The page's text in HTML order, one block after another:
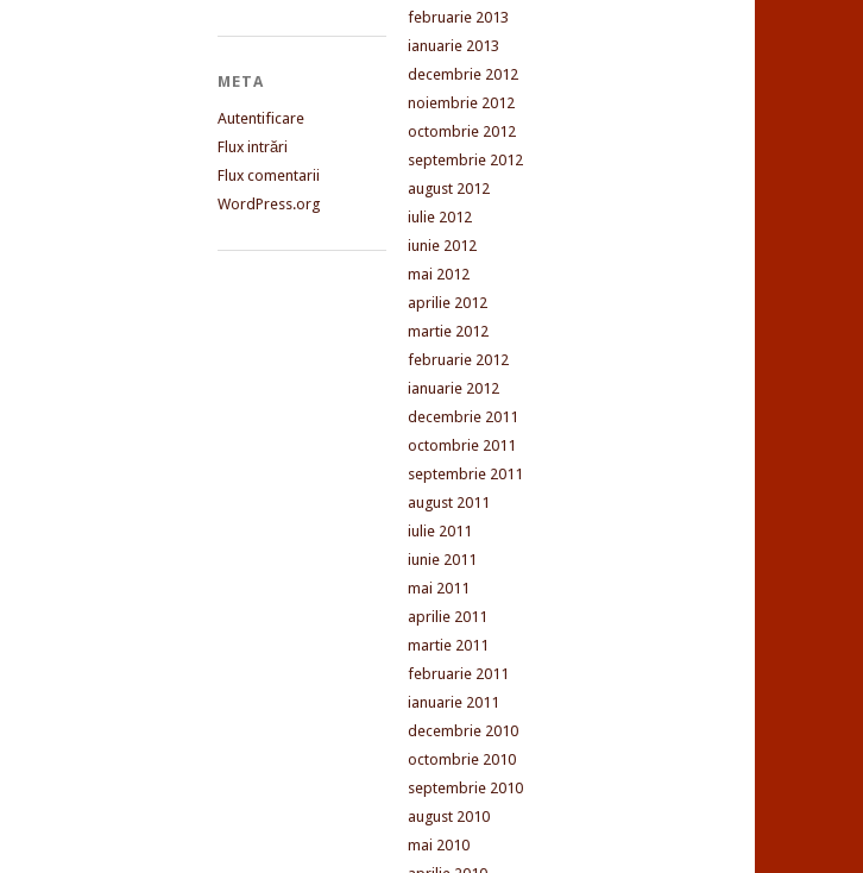
META
Autentificare
Flux intrări
Flux comentarii
WordPress.org
februarie 2013
ianuarie 2013
decembrie 2012
noiembrie 2012
octombrie 2012
septembrie 2012
august 2012
iulie 2012
iunie 2012
mai 2012
aprilie 2012
martie 2012
februarie 2012
ianuarie 2012
decembrie 2011
octombrie 2011
septembrie 2011
august 2011
iulie 2011
iunie 2011
mai 2011
aprilie 2011
martie 2011
februarie 2011
ianuarie 2011
decembrie 2010
octombrie 2010
septembrie 2010
august 2010
mai 2010